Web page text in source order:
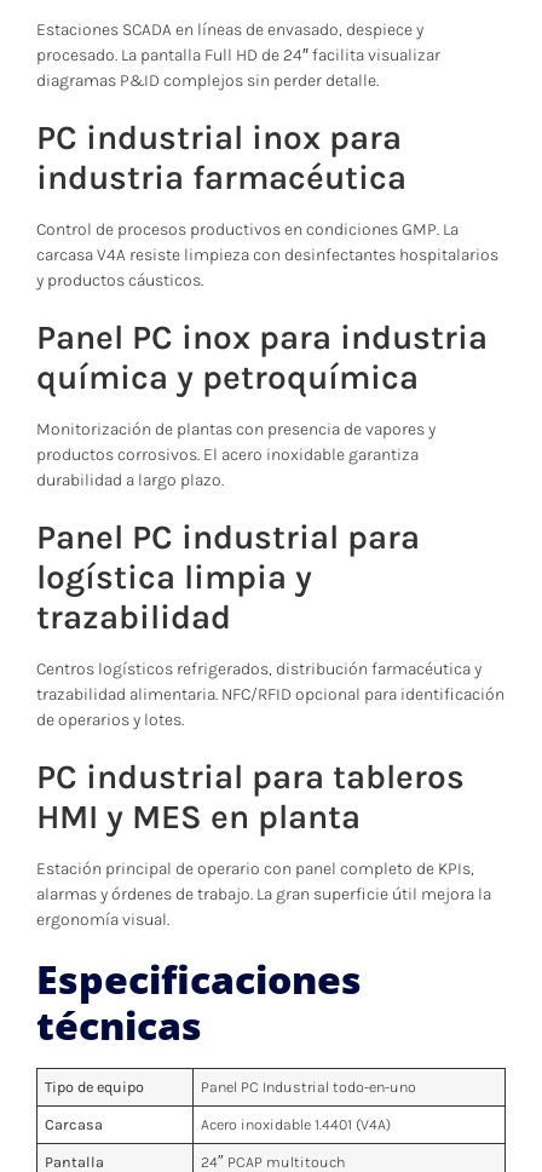
Estaciones SCADA en líneas de envasado, despiece y
procesado. La pantalla Full HD de 24″ facilita visualizar
diagramas P&ID complejos sin perder detalle.
PC industrial inox para
industria farmacéutica
Control de procesos productivos en condiciones GMP. La
carcasa V4A resiste limpieza con desinfectantes hospitalarios
y productos cáusticos.
Panel PC inox para industria
química y petroquímica
Monitorización de plantas con presencia de vapores y
productos corrosivos. El acero inoxidable garantiza
durabilidad a largo plazo.
Panel PC industrial para
logística limpia y
trazabilidad
Centros logísticos refrigerados, distribución farmacéutica y
trazabilidad alimentaria. NFC/RFID opcional para identificación
de operarios y lotes.
PC industrial para tableros
HMI y MES en planta
Estación principal de operario con panel completo de KPIs,
alarmas y órdenes de trabajo. La gran superficie útil mejora la
ergonomía visual.
Especificaciones
técnicas
Tipo de equipo Panel PC Industrial todo-en-uno
Carcasa Acero inoxidable 1.4401 (V4A)
Pantalla 24″ PCAP multitouch